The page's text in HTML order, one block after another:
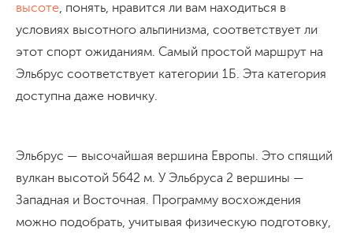
высоте, понять, нравится ли вам находиться в
условиях высотного альпинизма, соответствует ли
этот спорт ожиданиям. Самый простой маршрут на
Эльбрус соответствует категории 1Б. Эта категория
доступна даже новичку.
Эльбрус — высочайшая вершина Европы. Это спящий
вулкан высотой 5642 м. У Эльбруса 2 вершины —
Западная и Восточная. Программу восхождения
можно подобрать, учитывая физическую подготовку,